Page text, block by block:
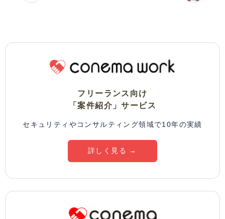
フリーランス向け
「案件紹介」サービス
セキュリティやコンサルティング領域で10年の実績
詳しく見る →